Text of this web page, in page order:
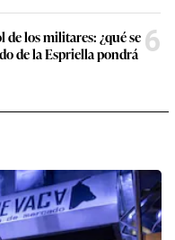
de los militares: ¿qué se
de la Espriella pondrá 6